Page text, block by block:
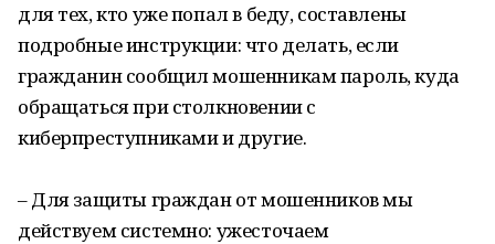
для тех, кто уже попал в беду, составлены
подробные инструкции: что делать, если
гражданин сообщил мошенникам пароль, куда
обращаться при столкновении с
киберпреступниками и другие.
– Для защиты граждан от мошенников мы
действуем системно: ужесточаем